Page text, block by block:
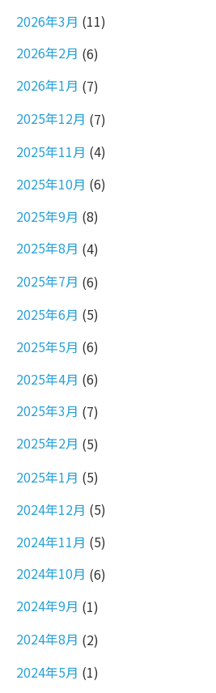
2026年3月 (11)
2026年2月 (6)
2026年1月 (7)
2025年12月 (7)
2025年11月 (4)
2025年10月 (6)
2025年9月 (8)
2025年8月 (4)
2025年7月 (6)
2025年6月 (5)
2025年5月 (6)
2025年4月 (6)
2025年3月 (7)
2025年2月 (5)
2025年1月 (5)
2024年12月 (5)
2024年11月 (5)
2024年10月 (6)
2024年9月 (1)
2024年8月 (2)
2024年5月 (1)